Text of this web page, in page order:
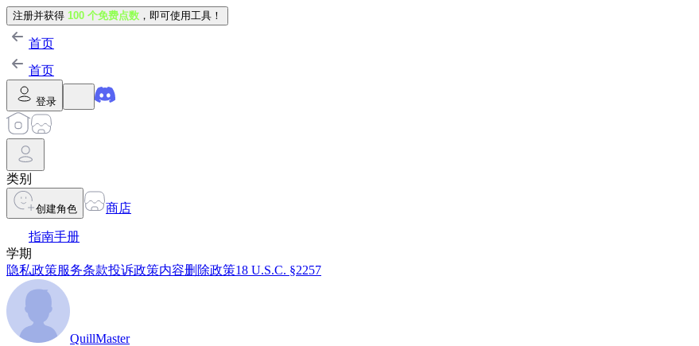
注册并获得 100 个免费点数 ，即可使用工具！
首页
首页
登录
类别
创建角色 商店
指南手册
学期
隐私政策服务条款投诉政策内容删除政策18 U.S.C. §2257
QuillMaster